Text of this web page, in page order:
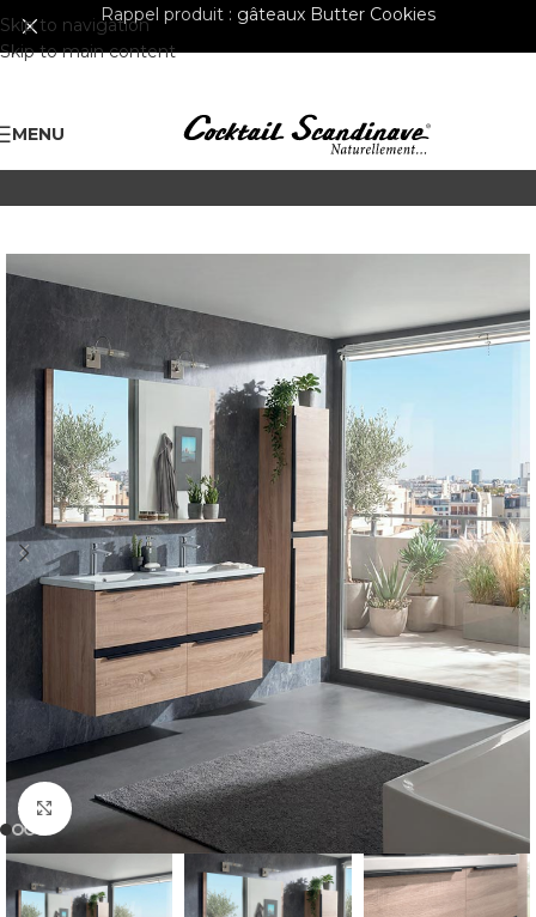
Skip to navigation
Skip to main content
Rappel produit : gâteaux Butter Cookies
MENU
Cliquer pour agrandir